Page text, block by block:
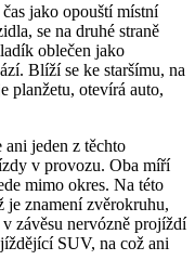
jako opouští místní
se na druhé straně
oblečen jako
Blíží se ke staršímu, na
planžetu, otevírá auto,
ani jeden z těchto
v provozu. Oba míří
mimo okres. Na této
je znamení zvěrokruhu,
závěsu nervózně projíždí
SUV, na což ani